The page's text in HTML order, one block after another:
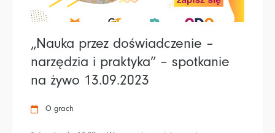
„Nauka przez doświadczenie –
narzędzia i praktyka” – spotkanie
na żywo 13.09.2023
O grach